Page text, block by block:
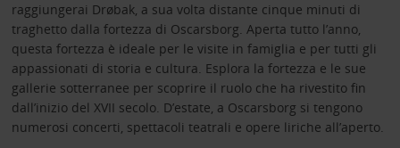
raggiungerai Drøbak, a sua volta distante cinque minuti di
traghetto dalla fortezza di Oscarsborg. Aperta tutto l’anno,
questa fortezza è ideale per le visite in famiglia e per tutti gli
appassionati di storia e cultura. Esplora la fortezza e le sue
gallerie sotterranee per scoprire il ruolo che ha rivestito fin
dall’inizio del XVII secolo. D’estate, a Oscarsborg si tengono
numerosi concerti, spettacoli teatrali e opere liriche all’aperto.